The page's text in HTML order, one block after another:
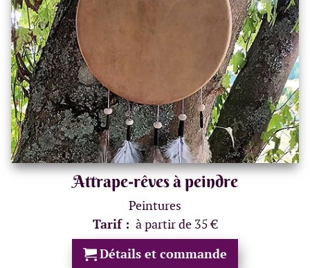
Attrape-rêves à peindre
Peintures
Tarif : à partir de 35 €
Détails et commande